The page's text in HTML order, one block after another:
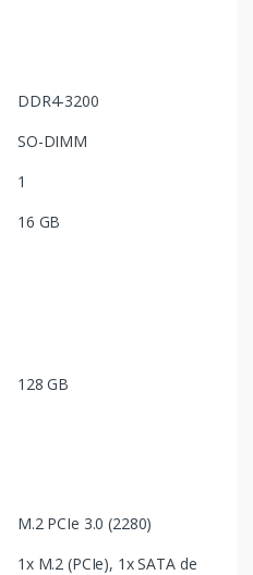
DDR4-3200
SO-DIMM
1
16 GB
128 GB
M.2 PCIe 3.0 (2280)
1x M.2 (PCIe), 1x SATA de